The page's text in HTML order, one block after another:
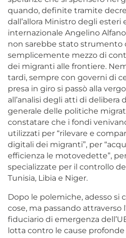
quando, definite tramite
dall’allora Ministro degli esteri
internazionale Angelino
non sarebbe stato strumento
semplicemente mezzo di
dei migranti alle frontiere.
tardi, sempre con governi di
presa in giro si passò alla
all’analisi degli atti di delibera
generale delle politiche
constatare che i fondi
utilizzati per “rilevare e
digitali dei migranti”, per
efficienza le motovedette”,
specializzate per il controllo
Tunisia, Libia e Niger.
Dopo le polemiche, adesso si
cose, ma passando attraverso
fiduciario di emergenza
lotta contro le cause